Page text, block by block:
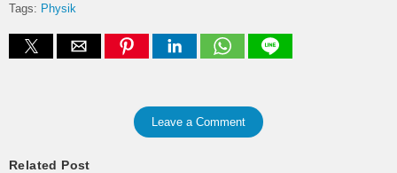
Tags: Physik
Leave a Comment
Related Post